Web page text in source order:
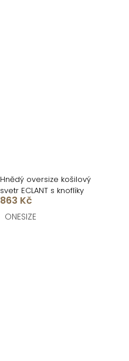
Hnědý oversize košilový
svetr ECLANT s knoflíky
863 Kč
ONESIZE